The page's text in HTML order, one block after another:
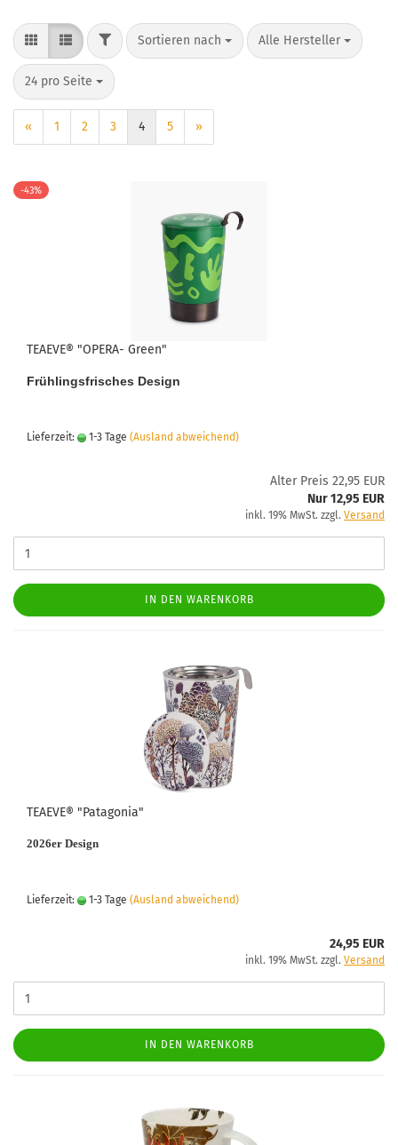
FILTERSortieren nach
Sortieren nach Alle Hersteller
pro Seite
24 pro Seite
pro Seite
« 1 2 3 4 5 »
-43%
TEAEVE® "OPERA- Green"
Frühlingsfrisches Design
Lieferzeit: 1-3 Tage (Ausland abweichend)
Alter Preis 22,95 EUR
Nur 12,95 EUR
inkl. 19% MwSt. zzgl. Versand
IN DEN WARENKORB
TEAEVE® "Patagonia"
2026er Design
Lieferzeit: 1-3 Tage (Ausland abweichend)
24,95 EUR
inkl. 19% MwSt. zzgl. Versand
IN DEN WARENKORB